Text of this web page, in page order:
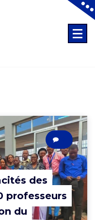
des
professeurs
du